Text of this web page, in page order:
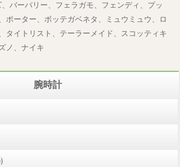
、バーバリー、フェラガモ、フェンディ、プッ
ポーター、ボッテガベネタ、ミュウミュウ、ロ
タイトリスト、テーラーメイド、スコッティキ
ノ、ナイキ
腕時計